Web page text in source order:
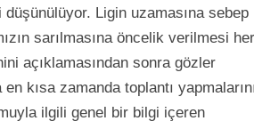
Ligin uzamasına sebep
sarılmasına öncelik verilmesi her
açıklamasından sonra gözler
kısa zamanda toplantı yapmalarını
ilgili genel bir bilgi içeren